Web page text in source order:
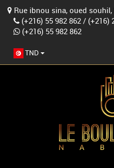
Rue ibnou sina, oued souhil,
(+216) 55 982 862 / (+216)
(+216) 55 982 862
TND